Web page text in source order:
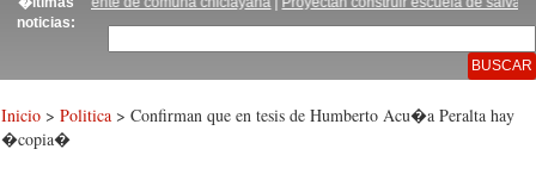
noticias:
Inicio > Politica > Confirman que en tesis de Humberto Acu�a Peralta hay
�copia�